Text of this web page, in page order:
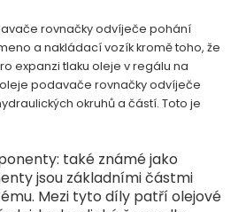
rovnačky odvíječe pohání
a nakládací vozík kromě toho, že
expanzi tlaku oleje v regálu na
podavače rovnačky odvíječe
okruhů a částí. Toto je
také známé jako
jsou základními částmi
Mezi tyto díly patří olejové